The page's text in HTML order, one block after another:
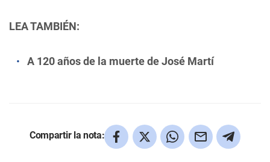
LEA TAMBIÉN:
A 120 años de la muerte de José Martí
Compartir la nota: